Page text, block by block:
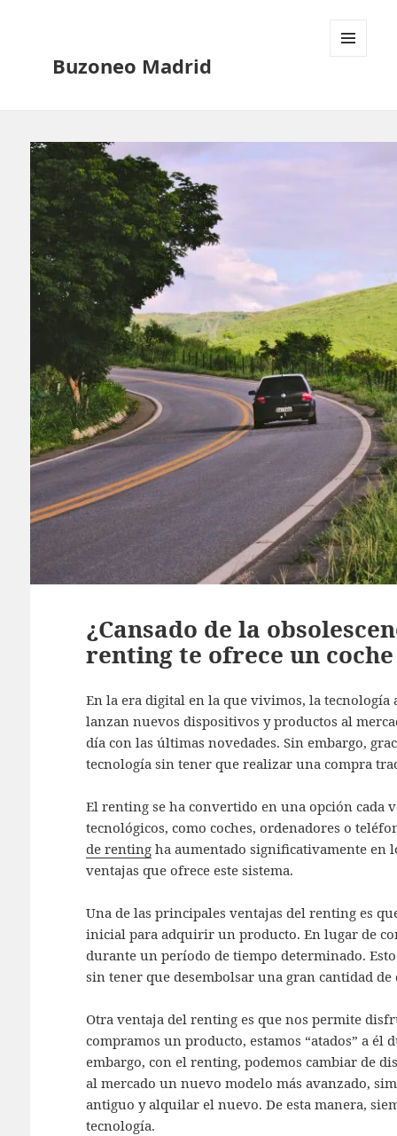
Buzoneo Madrid
¿Cansado de la
renting te ofrece un
En la era digital en la que vivimos, la tecnología
lanzan nuevos dispositivos y productos al
día con las últimas novedades. Sin embargo,
tecnología sin tener que realizar una compra
El renting se ha convertido en una opción cada
tecnológicos, como coches, ordenadores o
de rentingha aumentado significativamente en
ventajas que ofrece este sistema.
Una de las principales ventajas del renting es
inicial para adquirir un producto. En lugar de
durante un período de tiempo determinado.
sin tener que desembolsar una gran cantidad
Otra ventaja del renting es que nos permite
compramos un producto, estamos “atados” a
embargo, con el renting, podemos cambiar de
al mercado un nuevo modelo más avanzado,
antiguo y alquilar el nuevo. De esta manera,
tecnología.